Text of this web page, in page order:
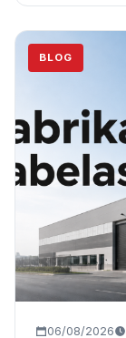
BLOG
06/08/2026